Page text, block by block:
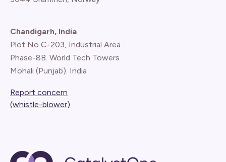
Chandigarh, India
Plot No C-203, Industrial Area.
Phase-8B. World Tech Towers
Mohali (Punjab). India
Report concern
(whistle-blower)